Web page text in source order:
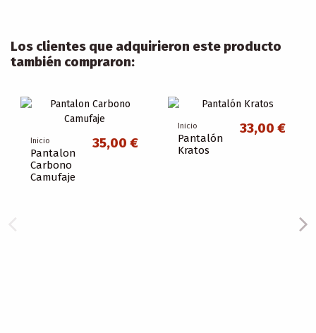
Los clientes que adquirieron este producto
también compraron:
Inicio
Pantalon
Carbono
Camufaje
35,00 €
Inicio
Pantalón
Kratos
33,00 €